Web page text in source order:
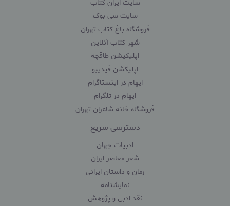
سایت ایران کتاب
سایت سی بوک
فروشگاه باغ کتاب تهران
شهر کتاب آنلاین
اپلیکیشن طاقچه
اپلیکشن فیدیبو
ایهام در اینستاگرام
ایهام در تلگرام
فروشگاه خانه شاعران تهران
دسترسی سریع
ادبیات جهان
شعر معاصر ایران
رمان و داستان ایرانی
نمایشنامه
نقد ادبی و پژوهش